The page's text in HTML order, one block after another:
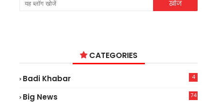
CATEGORIES
Badi Khabar 4
Big News
74